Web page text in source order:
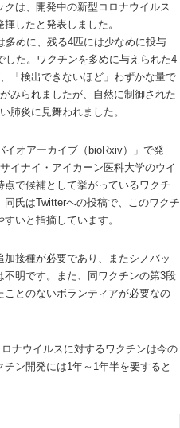
は、開発中の新型コロナウイルス
したと発表しました。
めに、残る4匹には少なめに投与
た。 ワクチンを多めに与えられた4
「検出できないほど」わずかな量で
みられましたが、自然に制御された
肺炎に見舞われました。
オアーカイブ（bioRxiv）」で発
イナイ・アイカーン医科大学のウイ
で候補として挙がっているワクチ
同氏はTwitterへの投稿で、このワクチ
いと指摘しています。
接種が必要であり、またシノバッ
明です。また、同ワクチンの第3段
とのないボランティアが必要なの
ナウイルスに対するワクチンは今の
ン開発には1年～1年半を要すると